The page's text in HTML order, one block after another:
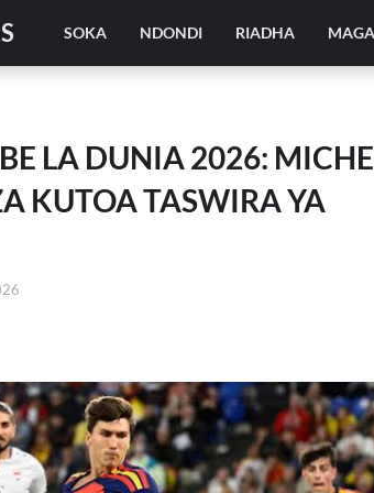
SOKA NDONDI RIADHA
LA DUNIA 2026:
KUTOA TASWIRA YA